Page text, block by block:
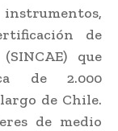
de
que
de 2.000
de Chile.
de medio